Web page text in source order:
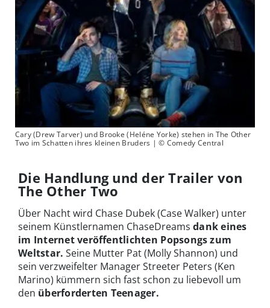
Cary (Drew Tarver) und Brooke (Heléne Yorke) stehen in The Other
Two im Schatten ihres kleinen Bruders | © Comedy Central
Die Handlung und der Trailer von
The Other Two
Über Nacht wird Chase Dubek (Case Walker) unter
seinem Künstlernamen ChaseDreams dank eines
im Internet veröffentlichten Popsongszum
Weltstar. Seine Mutter Pat (Molly Shannon) und
sein verzweifelter Manager Streeter Peters (Ken
Marino) kümmern sich fast schon zu liebevoll um
den überforderten Teenager.